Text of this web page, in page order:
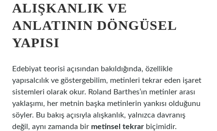
ALIŞKANLIK VE
ANLATININ DÖNGÜSEL
YAPISI
Edebiyat teorisi açısından bakıldığında, özellikle
yapısalcılık ve göstergebilim, metinleri tekrar eden işaret
sistemleri olarak okur. Roland Barthes’ın metinler arası
yaklaşımı, her metnin başka metinlerin yankısı olduğunu
söyler. Bu bakış açısıyla alışkanlık, yalnızca davranış
değil, aynı zamanda bir metinsel tekrar biçimidir.